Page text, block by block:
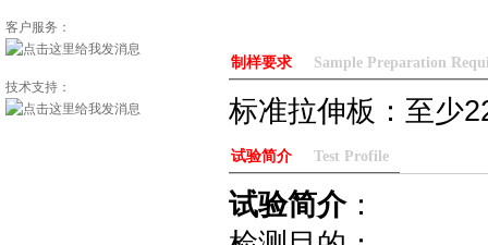
客户服务：
技术支持：
制样要求 Sample Preparation
标准拉伸板：至少
试验简介 Test Profile
试验简介：